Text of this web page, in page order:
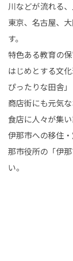
川などが流れる
東京、名古屋、
す。
特色ある教育の
はじめとする文
ぴったりな田舎
商店街にも元気
食店に人々が集
伊那市への移住
那市役所の「伊
い。